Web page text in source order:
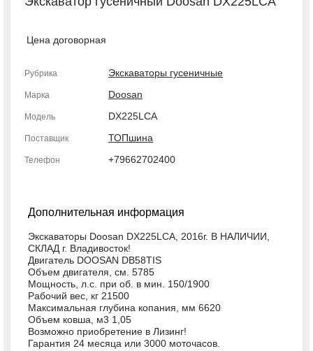
Цена договорная
Рубрика Экскаваторы гусеничные
Марка Doosan
Модель DX225LCA
Поставщик ТОПшина
Телефон +79662702400
Дополнительная информация
Экскаваторы Doosan DX225LCA, 2016г. В НАЛИЧИИ,
СКЛАД г. Владивосток!
Двигатель DOOSAN DB58TIS
Объем двигателя, см. 5785
Мощность, л.с. при об. в мин. 150/1900
Рабочий вес, кг 21500
Максимальная глубина копания, мм 6620
Объем ковша, м3 1,05
Возможно приобретение в Лизинг!
Гарантия 24 месяца или 3000 моточасов.